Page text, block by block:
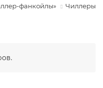
фанкойлы» Чиллеры